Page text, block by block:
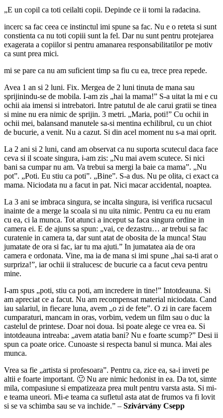
„E un copil ca toti ceilalti copii. Depinde ce ii torni la radacina.
incerc sa fac ceea ce instinctul imi spune sa fac. Nu e o reteta si sunt
constienta ca nu toti copiii sunt la fel. Dar nu sunt pentru protejarea
exagerata a copiilor si pentru amanarea responsabilitatilor pe motiv
ca sunt prea mici.
mi se pare ca nu am suficient timp sa fiu cu ea, trece prea repede.
Avea 1 an si 2 luni. Fix. Mergea de 2 luni tinuta de mana sau
sprijinindu-se de mobila. I-am zis „hai la mama!” S-a uitat la mi e cu
ochii aia imensi si intrebatori. Intre patutul de ale carui gratii se tinea
si mine nu era nimic de sprijin. 3 metri. „Maria, poti!” Cu ochii in
ochii mei, balansand manutele sa-si mentina echilibrul, cu un chiot
de bucurie, a venit. Nu a cazut. Si din acel moment nu s-a mai oprit.
La 2 ani si 2 luni, cand am observat ca nu suporta scutecul daca face
ceva si il scoate singura, i-am zis: „Nu mai avem scutece. Si nici
bani sa cumpar nu am. Va trebui sa mergi la baie ca mama”. „Nu
pot”. „Poti. Eu stiu ca poti”. „Bine”. S-a dus. Nu pe olita, ci exact ca
mama. Niciodata nu a facut in pat. Nici macar accidental, noaptea.
La 3 ani se imbraca singura, se incalta singura, isi verifica rucsacul
inainte de a merge la scoala si nu uita nimic. Pentru ca eu nu eram
cu ea, ci la munca. Tot atunci a inceput sa faca singura ordine in
camera ei. E de ajuns sa spun: „vai, ce dezastru… ar trebui sa fac
curatenie in camera ta, dar sunt atat de obosita de la munca! Stau
jumatate de ora si fac, iar tu ma ajuti.” In jumatatea aia de ora
camera e ordonata. Vine, ma ia de mana si imi spune „hai sa-ti arat o
surpriza!”, iar ochii ii stralucesc de bucurie ca a facut ceva pentru
mine.
I-am spus „poti, stiu ca poti, am incredere in tine!” Intotdeauna. Si
am apreciat ce a facut. Nu am recompensat material niciodata. Cand
iau salariul, in fiecare luna, avem „o zi de fete”. O zi in care facem
cumparaturi, mancam in oras, vorbim, vedem un film sau o duc la
castelul de printese. Doar noi doua. Isi poate alege ce vrea ea. Si
intotdeauna intreaba: „avem atatia bani? Nu e foarte scump?” Desi ii
spun ca poate orice. Cunoaste si respecta banul si munca. Mai ales
munca.
Vrea sa fie „artista si profesoara”. Pentru ca, zice ea, sa-i inveti pe
altii e foarte important. 🙂 Nu are nimic hedonist in ea. Da tot, simte
mila, compasiune si empatizeaza prea mult pentru varsta asta. Si mi-
e teama uneori. Mi-e teama ca sufletul asta atat de frumos va fi lovit
si se va schimba sau se va inchide.” – Szivárvány Csepp